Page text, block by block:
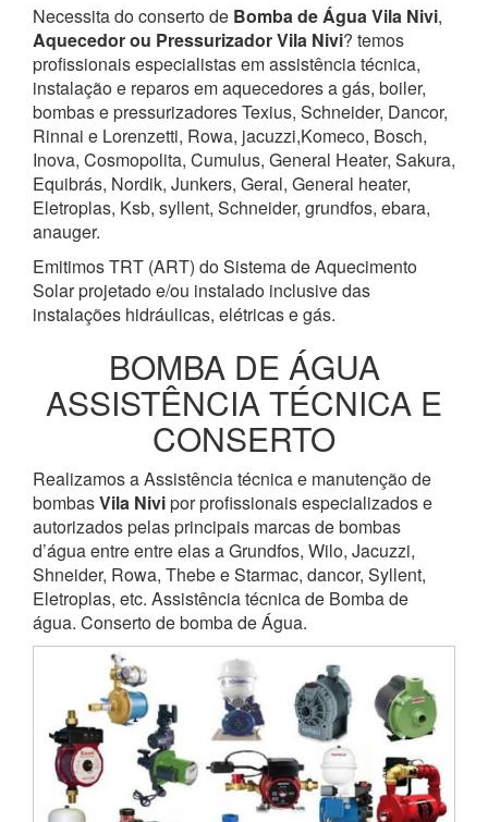
Necessita do conserto de Bomba de ÁguaVila Nivi,
Aquecedor ou PressurizadorVila Nivi? temos
profissionais especialistas em assistência técnica,
instalação e reparos em aquecedores a gás, boiler,
bombas e pressurizadores Texius, Schneider, Dancor,
Rinnai e Lorenzetti, Rowa, jacuzzi,Komeco, Bosch,
Inova, Cosmopolita, Cumulus, General Heater, Sakura,
Equibrás, Nordik, Junkers, Geral, General heater,
Eletroplas, Ksb, syllent, Schneider, grundfos, ebara,
anauger.
Emitimos TRT (ART) do Sistema de Aquecimento
Solar projetado e/ou instalado inclusive das
instalações hidráulicas, elétricas e gás.
BOMBA DE ÁGUA
ASSISTÊNCIA TÉCNICA E
CONSERTO
Realizamos a Assistência técnica e manutenção de
bombasVila Nivipor profissionais especializados e
autorizados pelas principais marcas de bombas
d’água entre entre elas a Grundfos, Wilo, Jacuzzi,
Shneider, Rowa, Thebe e Starmac, dancor, Syllent,
Eletroplas, etc. Assistência técnica de Bomba de
água. Conserto de bomba de Água.